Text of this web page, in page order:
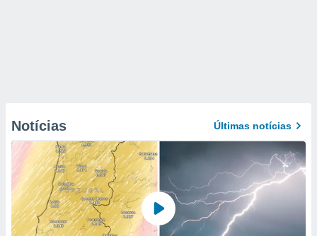
Notícias Últimas notícias